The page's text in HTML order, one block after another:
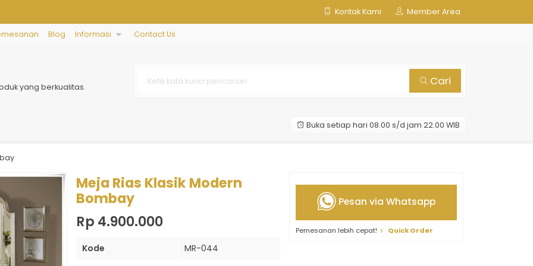
Kontak Kami Member Area
Blog Informasi Contact Us
yang berkualitas. Cari
Buka setiap hari 08.00 s/d jam 22.00 WIB
Meja Rias Klasik Modern
Bombay
Rp 4.900.000
Kode
MR-044
Pesan via Whatsapp
Pemesanan lebih cepat! Quick Order